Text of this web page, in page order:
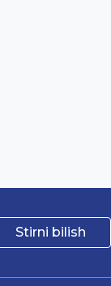
Stirni bilish